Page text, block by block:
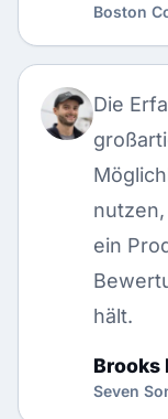
Boston
Die
ein
hält.
Brooks
Seven